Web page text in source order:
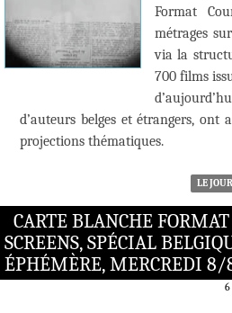
Format
métrages
via la
700 films
d’auteurs belges et étrangers, ont
projections thématiques.
LE
CARTE BLANCHE
SCREENS, SPÉCIAL
ÉPHÉMÈRE, MERCREDI 8/
6